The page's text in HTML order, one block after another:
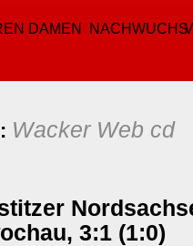
DAMEN NACHWUCHS
Wacker Web cd
3:1 (1:0)